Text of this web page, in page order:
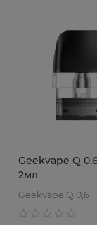
Geekvape Q
2мл
Geekvape Q 0,6